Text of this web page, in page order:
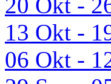
13 Okt -
06 Okt -